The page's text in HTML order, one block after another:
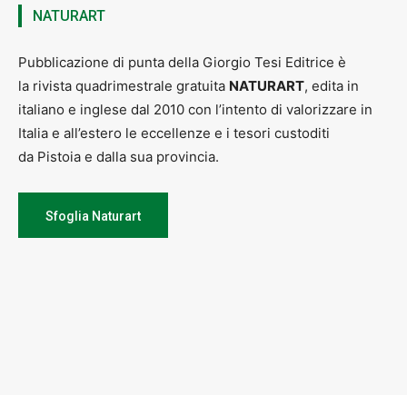
NATURART
Pubblicazione di punta della Giorgio Tesi Editrice è
la rivista quadrimestrale gratuita NATURART, edita in
italiano e inglese dal 2010 con l’intento di valorizzare in
Italia e all’estero le eccellenze e i tesori custoditi
da Pistoia e dalla sua provincia.
Sfoglia Naturart